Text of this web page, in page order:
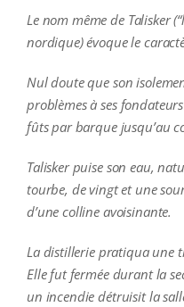
Le nom même de Talisker
nordique) évoque le
Nul doute que son
problèmes à ses
fûts par barque jusqu’au
Talisker puise son eau,
tourbe, de vingt et une
d’une colline avoisinante.
La distillerie pratiqua une
Elle fut fermée durant la
un incendie détruisit la